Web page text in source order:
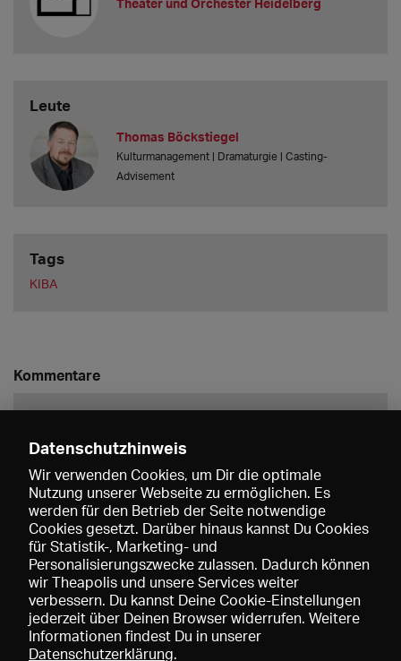
Leute
Thomas Böckstiegel
Kulturmanagement | Dramaturgie | Casting-
Advisement
Tags
KIBA
Kommentare
Speichern
Datenschutzhinweis
Wir verwenden Cookies, um Dir die optimale
Nutzung unserer Webseite zu ermöglichen. Es
werden für den Betrieb der Seite notwendige
Cookies gesetzt. Darüber hinaus kannst Du Cookies
für Statistik-, Marketing- und
Personalisierungszwecke zulassen. Dadurch können
wir Theapolis und unsere Services weiter
verbessern. Du kannst Deine Cookie-Einstellungen
jederzeit über Deinen Browser widerrufen. Weitere
Informationen findest Du in unserer
Datenschutzerklärung.